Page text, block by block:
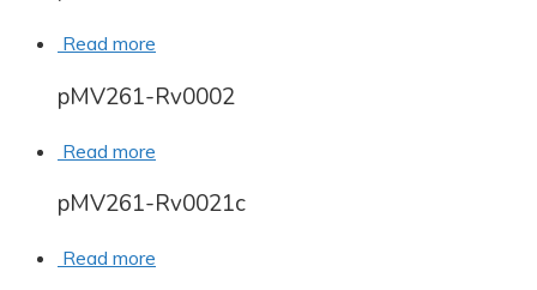
Read more
pMV261-Rv0002
Read more
pMV261-Rv0021c
Read more